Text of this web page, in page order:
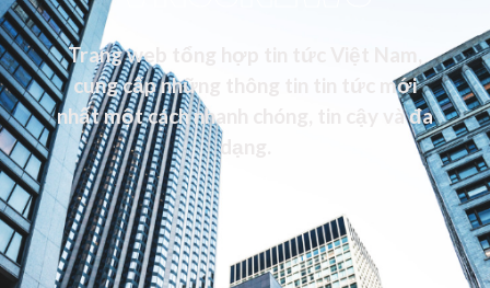
Trang web tổng hợp tin tức Việt Nam,
cung cấp những thông tin tin tức mới
nhất một cách nhanh chóng, tin cậy và đa
dạng.